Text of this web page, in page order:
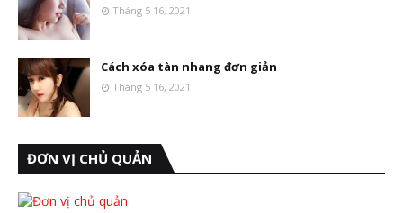
Tháng 5 16, 2021
Cách xóa tàn nhang đơn giản
Tháng 5 16, 2021
ĐƠN VỊ CHỦ QUẢN